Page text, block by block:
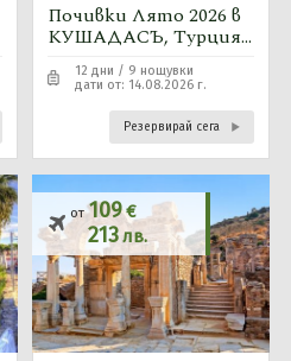
Почивки Лято 2026 в
КУШАДАСЪ, Турция -
9 нощувки автобусна
програма12 дни / 9 нощувки
дати от: 14.08.2026 г.
Резервирай сега
от 109€
213лв.